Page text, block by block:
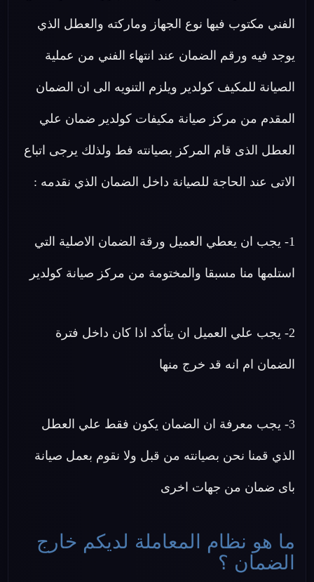
الفني مكتوب فيها نوع الجهاز وماركته والعطل الذي
يوجد فيه ورقم الضمان عند انتهاء الفني من عملية
الصيانة للمكيف كولدير ويلزم التنويه الى ان الضمان
المقدم من مركز صيانة مكيفات كولدير ضمان علي
العطل الذى قام المركز بصيانته فط ولذلك يرجى اتباع
الاتى عند الحاجة للصيانة داخل الضمان الذي نقدمه :
1- يجب ان يعطي العميل ورقة الضمان الاصلية التي
استلمها منا مسبقا والمختومة من مركز صيانة كولدير
2- يجب علي العميل ان يتأكد اذا كان داخل فترة
الضمان ام انه قد خرج منها
3- يجب معرفة ان الضمان يكون فقط علي العطل
الذي قمنا نحن بصيانته من قبل ولا نقوم بعمل صيانة
باى ضمان من جهات اخرى
ما هو نظام المعاملة لديكم خارج
الضمان ؟